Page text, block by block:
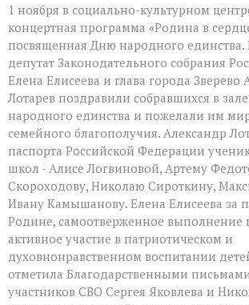
1 ноября в социально-культурном
концертная программа «Родина в
посвященная Дню народного единства.
депутат Законодательного собрания
Елена Елисеева и глава города Зверево
Лотарев поздравили собравшихся в
народного единства и пожелали им
семейного благополучия. Александр
паспорта Российской Федерации
школ - Алисе Логвиновой, Артему
Скороходову, Николаю Сироткину,
Ивану Камышанову. Елена Елисеева за
Родине, самоотверженное выполнение
активное участие в патриотическом и
духовнонравственном воспитании
отметила Благодарственными
участников СВО Сергея Яковлева и